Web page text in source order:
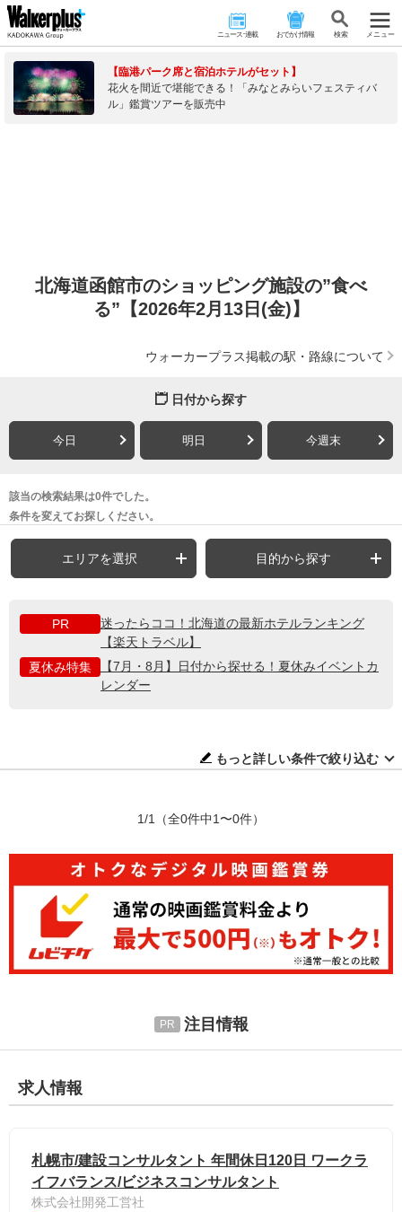
ニュース･連載 おでかけ情報 検 索 メニュー
【臨港パーク席と宿泊ホテルがセット】
花火を間近で堪能できる！「みなとみらいフェスティバ
ル」鑑賞ツアーを販売中
北海道函館市のショッピング施設の”食べ
る”【2026年2月13日(金)】
ウォーカープラス掲載の駅・路線について
日付から探す
今日 明日 今週末
該当の検索結果は0件でした。
条件を変えてお探しください。
エリアを選択 目的から探す
PR
迷ったらココ！北海道の最新ホテルランキング
【楽天トラベル】
夏休み特集
【7月・8月】日付から探せる！夏休みイベントカ
レンダー
もっと詳しい条件で絞り込む
1/1 （全0件中1〜0件）
注目情報
求人情報
札幌市/建設コンサルタント 年間休日120日 ワークラ
イフバランス/ビジネスコンサルタント
株式会社開発工営社